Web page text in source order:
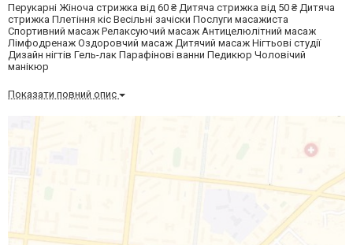
Перукарні Жіноча стрижка від 60 ₴ Дитяча стрижка від 50 ₴ Дитяча
стрижка Плетіння кіс Весільні зачіски Послуги масажиста
Спортивний масаж Релаксуючий масаж Антицелюлітний масаж
Лімфодренаж Оздоровчий масаж Дитячий масаж Нігтьові студії
Дизайн нігтів Гель-лак Парафінові ванни Педикюр Чоловічий
манікюр
Показати повний опис